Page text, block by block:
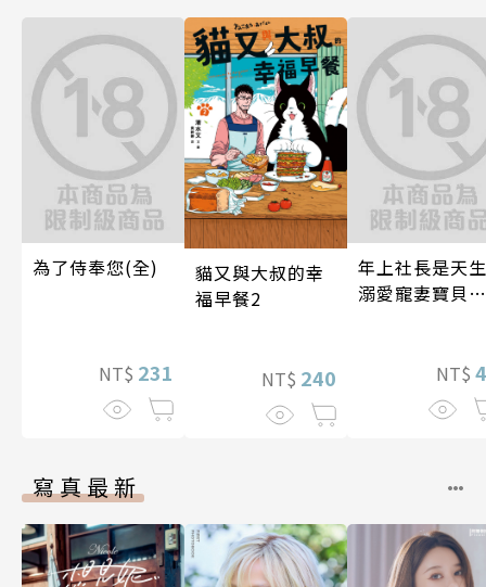
為了侍奉您(全)
NT$ 231
貓又與大叔的幸
福早餐2
NT$ 240
年上社長是天生
溺愛寵妻寶貝獸
就不會再孤單!?
NT$
寫真最新